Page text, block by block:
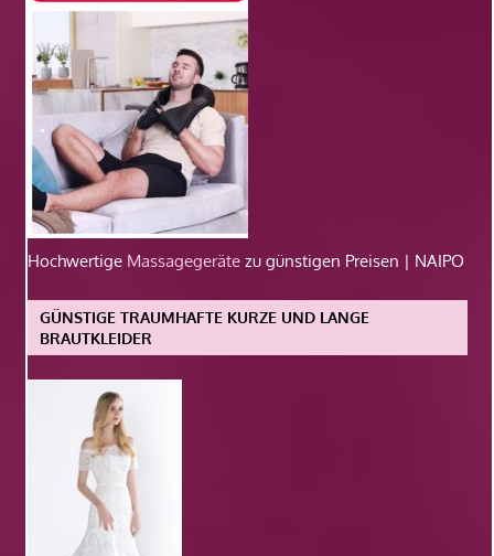
Hochwertige Massagegeräte zu günstigen Preisen | NAIPO
GÜNSTIGE TRAUMHAFTE KURZE UND LANGE
BRAUTKLEIDER